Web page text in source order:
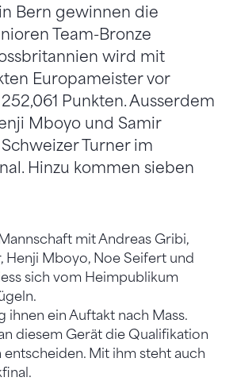
Bern gewinnen die
Team-Bronze
wird mit
Europameister vor
Punkten. Ausserdem
Mboyo und Samir
Turner im
Hinzu kommen sieben
mit Andreas Gribi,
Henji Mboyo, Noe Seifert und
sich vom Heimpublikum
ihnen ein Auftakt nach Mass.
diesem Gerät die Qualifikation
entscheiden. Mit ihm steht auch